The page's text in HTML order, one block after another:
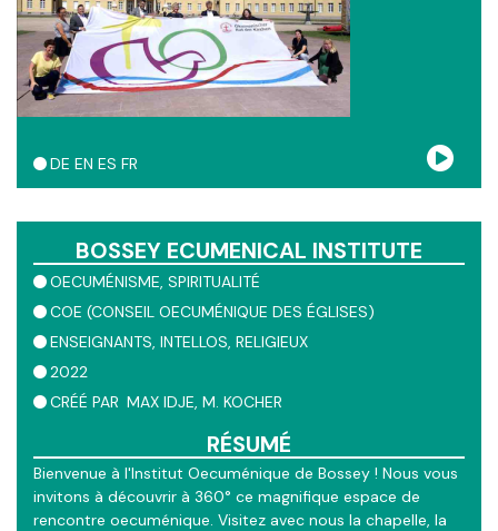
DE EN ES FR
BOSSEY ECUMENICAL INSTITUTE
OECUMÉNISME SPIRITUALITÉ
COE (CONSEIL OECUMÉNIQUE DES ÉGLISES)
ENSEIGNANTS INTELLOS RELIGIEUX
2022
CRÉÉ PAR MAX IDJE, M. KOCHER
RÉSUMÉ
Bienvenue à l'Institut Oecuménique de Bossey ! Nous vous
invitons à découvrir à 360° ce magnifique espace de
rencontre oecuménique. Visitez avec nous la chapelle, la